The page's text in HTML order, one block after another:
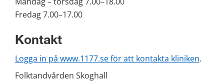
Fredag 7.00–17.00
Kontakt
Logga in på www.1177.se för att kontakta kliniken.
Folktandvården Skoghall